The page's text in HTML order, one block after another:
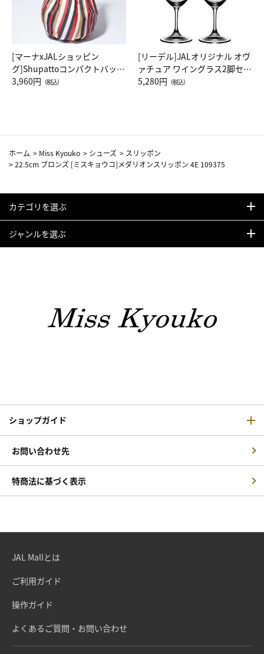
[マーナxJALショッピン
グ]Shupattoコンパクトバッグ
Drop JAL客室乗務員（LC）ス
3,960円 （税込）
[リーデル]JALオリジナル オヴ
ァチュア ワイングラス2脚セッ
ト（レッドワイン）
5,280円 （税込）
ホーム > Miss Kyouko > シューズ > スリッポン
>22.5cm ブロンズ [ミスキョウコ]メダリオンスリッポン 4E 109375
カテゴリを選ぶ
ジャンルを選ぶ
ショップガイド
お問い合わせ先
特商法に基づく表示
JAL Mallとは
ご利用ガイド
操作ガイド
よくあるご質問・お問い合わせ